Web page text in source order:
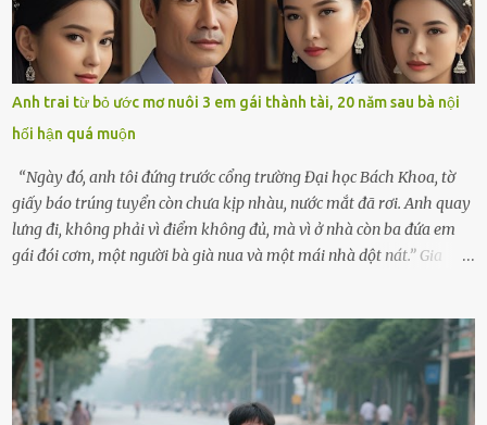
con đi biển hai ngày, để nó được ngắm sóng, nghịch cát. Về chắc nó
sẽ kể cho em nghe cả tuần không hết chuyện.” – Ông Minh cười
hiền, vuốt tóc vợ. Bà Hạnh nhìn chồng và con gái ríu rít chuẩn bị mà
lòng cũng rộn ràng. Bà vốn ít có dịp đi xa vì còn bận buôn bán ở chợ,
nên lần này cũng đành ở nhà. Thảo ôm chầm lấy mẹ trước khi đi:
“Con sẽ nhặt thật nhiều vỏ sò cho mẹ nhé!” Chiếc xe khách lăn
bánh rời khỏi bến...
Anh trai từ bỏ ước mơ nuôi 3 em gái thành tài, 20 năm sau bà nội
hối hận quá muộn
“Ngày đó, anh tôi đứng trước cổng trường Đại học Bách Khoa, tờ
giấy báo trúng tuyển còn chưa kịp nhàu, nước mắt đã rơi. Anh quay
lưng đi, không phải vì điểm không đủ, mà vì ở nhà còn ba đứa em
gái đói cơm, một người bà già nua và một mái nhà dột nát.” Gia
có tin tức. Mọi gánh nặng đổ dồn lên đôi vai gầy guộc của bà nội –
cụ Nguyễn Thị Đào – và cậu con trai cả là Trí, lúc đó mới chỉ 17 tuổi.
Trí là học sinh giỏi toàn huyện, học lớp 12 nhưng đã biết làm ruộng,
làm thuê, biết đi cày thuê từ 4h sáng rồi lại tất tả về đi học. Người